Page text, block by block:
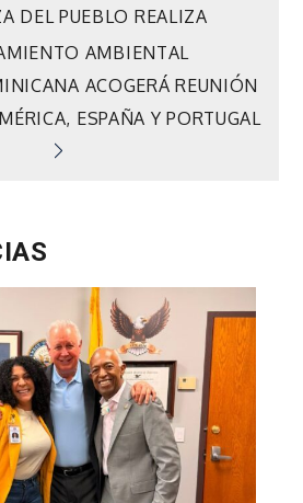
DEL PUEBLO REALIZA
AMBIENTAL
ACOGERÁ REUNIÓN
ESPAÑA Y PORTUGAL